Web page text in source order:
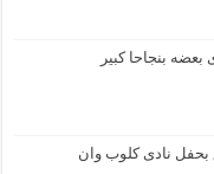
بنجاحا كبير
بحفل نادى كلوب وان